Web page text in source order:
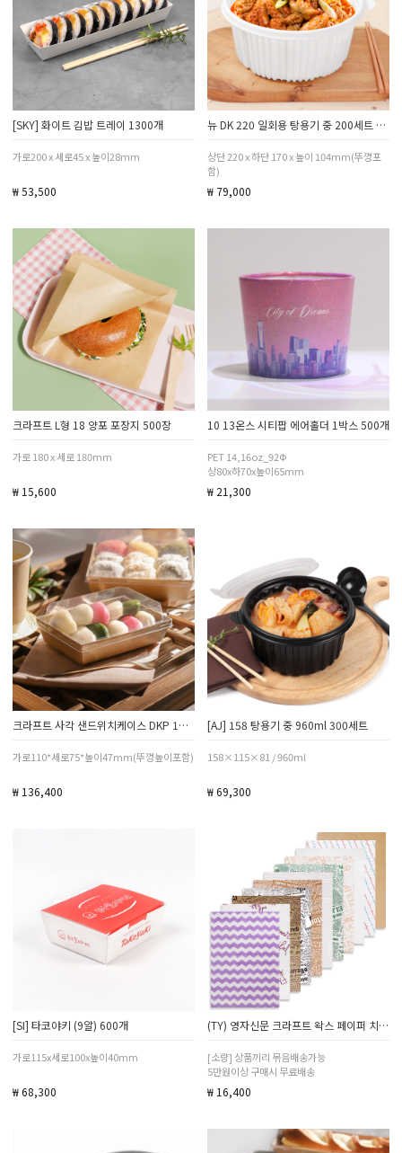
[SKY] 화이트 김밥 트레이 1300개
가로200 x 세로45 x 높이28mm
₩ 53,500
뉴 DK 220 일회용 탕용기 중 200세트 고강도 배달 포장 용기
상단 220 x 하단 170 x 높이 104mm(뚜껑포
함)
₩ 79,000
크라프트 L형 18 양포 포장지 500장
가로 180 x 세로 180mm
₩ 15,600
10 13온스 시티팝 에어홀더 1박스 500개
PET 14,16oz_92Φ
상80x하70x높이65mm
₩ 21,300
크라프트 사각 샌드위치케이스 DKP 1호 800세트
가로110*세로75*높이47mm(뚜껑높이포함)
₩ 136,400
[AJ] 158 탕용기 중 960ml 300세트
158×115×81 / 960ml
₩ 69,300
[SI] 타코야키 (9알) 600개
가로115x세로100x높이40mm
₩ 68,300
(TY) 영자신문 크라프트 왁스 페이퍼 치킨 유산지 식품 샌드위치 포장지 500장 1000장
[소량] 상품끼리 묶음배송가능
5만원이상 구매시 무료배송
₩ 16,400